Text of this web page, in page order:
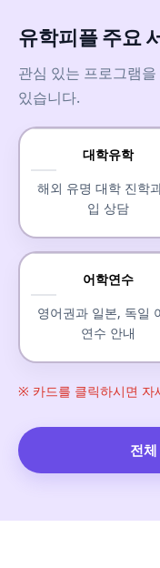
유학피플 주요
관심 있는 프로그램
있습니다.
대학유학
해외 유명 대학 진학
입 상담
어학연수
영어권과 일본, 독일
연수 안내
※ 카드를 클릭하시면 자
전